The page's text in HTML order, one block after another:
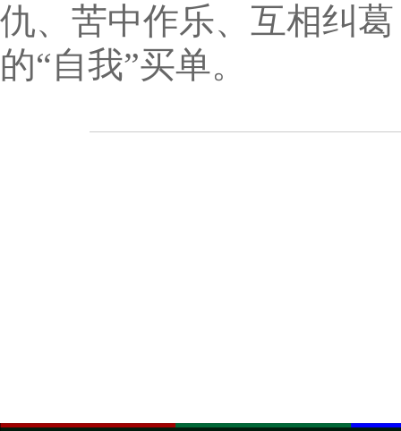
仇、苦中作乐、互相纠
的“自我”买单。